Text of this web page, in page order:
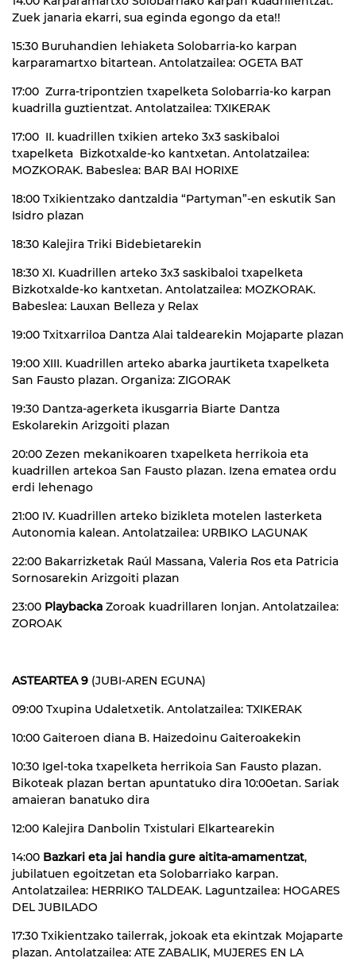
Zuek janaria ekarri, sua eginda egongo da eta!!
15:30 Buruhandien lehiaketa Solobarria-ko karpan
karparamartxo bitartean. Antolatzailea: OGETA BAT
17:00 Zurra-tripontzien txapelketa Solobarria-ko karpan
kuadrilla guztientzat. Antolatzailea: TXIKERAK
17:00 II. kuadrillen txikien arteko 3x3 saskibaloi
txapelketa Bizkotxalde-ko kantxetan. Antolatzailea:
MOZKORAK. Babeslea: BAR BAI HORIXE
18:00 Txikientzako dantzaldia “Partyman”-en eskutik San
Isidro plazan
18:30 Kalejira Triki Bidebietarekin
18:30 XI. Kuadrillen arteko 3x3 saskibaloi txapelketa
Bizkotxalde-ko kantxetan. Antolatzailea: MOZKORAK.
Babeslea: Lauxan Belleza y Relax
19:00 Txitxarriloa Dantza Alai taldearekin Mojaparte plazan
19:00 XIII. Kuadrillen arteko abarka jaurtiketa txapelketa
San Fausto plazan. Organiza: ZIGORAK
19:30 Dantza-agerketa ikusgarria Biarte Dantza
Eskolarekin Arizgoiti plazan
20:00 Zezen mekanikoaren txapelketa herrikoia eta
kuadrillen artekoa San Fausto plazan. Izena ematea ordu
erdi lehenago
21:00 IV. Kuadrillen arteko bizikleta motelen lasterketa
Autonomia kalean. Antolatzailea: URBIKO LAGUNAK
22:00 Bakarrizketak Raúl Massana, Valeria Ros eta Patricia
Sornosarekin Arizgoiti plazan
23:00 Playbacka Zoroak kuadrillaren lonjan. Antolatzailea:
ZOROAK
ASTEARTEA 9 (JUBI-AREN EGUNA)
09:00 Txupina Udaletxetik. Antolatzailea: TXIKERAK
10:00 Gaiteroen diana B. Haizedoinu Gaiteroakekin
10:30 Igel-toka txapelketa herrikoia San Fausto plazan.
Bikoteak plazan bertan apuntatuko dira 10:00etan. Sariak
amaieran banatuko dira
12:00 Kalejira Danbolin Txistulari Elkartearekin
14:00 Bazkari eta jai handia gure aitita-amamentzat,
jubilatuen egoitzetan eta Solobarriako karpan.
Antolatzailea: HERRIKO TALDEAK. Laguntzailea: HOGARES
DEL JUBILADO
17:30 Txikientzako tailerrak, jokoak eta ekintzak Mojaparte
plazan. Antolatzailea: ATE ZABALIK, MUJERES EN LA